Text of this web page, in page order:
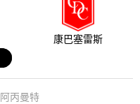
康巴塞雷斯
阿丙曼特